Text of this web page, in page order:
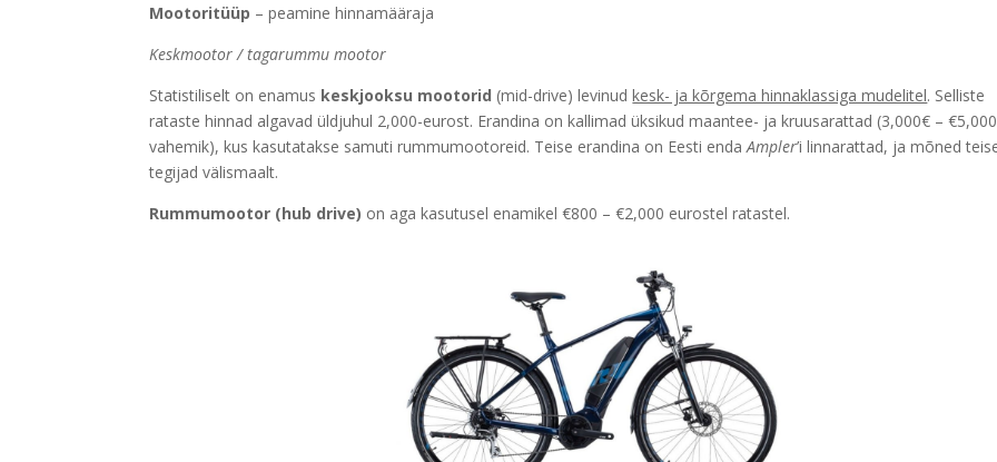
Mootoritüüp – peamine hinnamääraja
Keskmootor / tagarummu mootor
Statistiliselt on enamus keskjooksu mootorid (mid-drive) levinudkesk- ja kõrgema hinnaklassiga mudelitel. Selliste
rataste hinnad algavad üldjuhul 2,000-eurost. Erandina on kallimad üksikud maantee- ja kruusarattad (3,000€ – €5,000
vahemik), kus kasutatakse samuti rummumootoreid. Teise erandina on Eesti endaAmpler’i linnarattad, ja mõned
tegijad välismaalt.
Rummumootor (hub drive) on aga kasutusel enamikel €800 – €2,000 eurostel ratastel.